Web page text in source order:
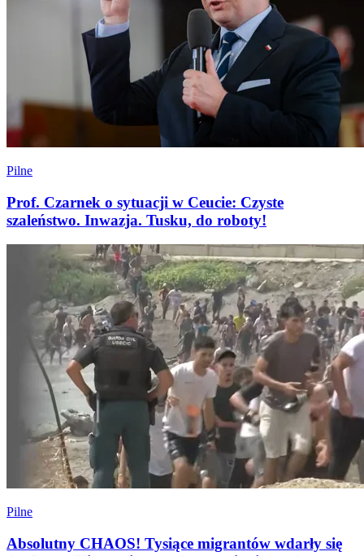
Pilne
Prof. Czarnek o sytuacji w Ceucie: Czyste
szaleństwo. Inwazja. Tusku, do roboty!
Pilne
Absolutny CHAOS! Tysiące migrantów wdarły się